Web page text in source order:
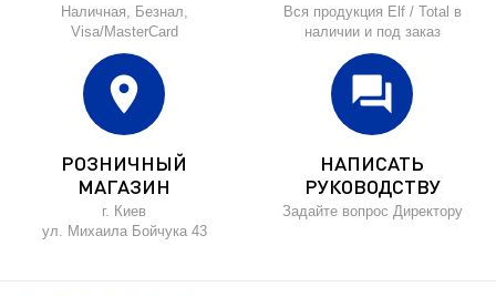
Наличная, Безнал,
Visa/MasterCard
Вся продукция Elf / Total в
наличии и под заказ
location_on
РОЗНИЧНЫЙ
МАГАЗИН
г. Киев
ул. Михаила Бойчука 43
forum
НАПИСАТЬ
РУКОВОДСТВУ
Задайте вопрос Директору